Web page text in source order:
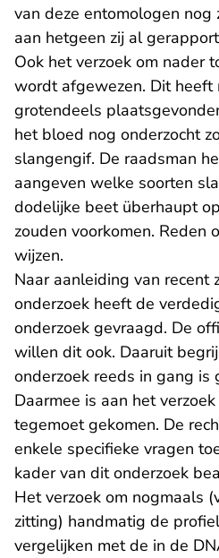
van deze entomologen nog
aan hetgeen zij al
Ook het verzoek om nader
wordt afgewezen. Dit heeft
grotendeels
het bloed nog onderzocht
slangengif. De raadsman
aangeven welke soorten
dodelijke beet überhaupt
zouden voorkomen. Reden
wijzen.
Naar aanleiding van recent
onderzoek heeft de
onderzoek gevraagd. De
willen dit ook. Daaruit
onderzoek reeds in gang is
Daarmee is aan het
tegemoet gekomen. De
enkele specifieke vragen
kader van dit onderzoek
Het verzoek om nogmaals
zitting) handmatig de
vergelijken met de in de